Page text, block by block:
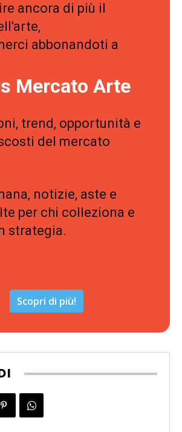
ancora di più il
abbonandoti a
Mercato Arte
trend, opportunità e
del mercato
notizie, aste e
per chi colleziona e
strategia.
Scopri di più!